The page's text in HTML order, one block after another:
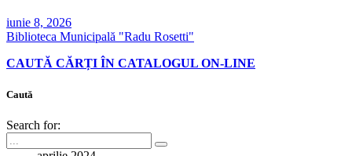
iunie 8, 2026
Biblioteca Municipală "Radu Rosetti"
CAUTĂ CĂRȚI ÎN CATALOGUL ON-LINE
Caută
Search for: